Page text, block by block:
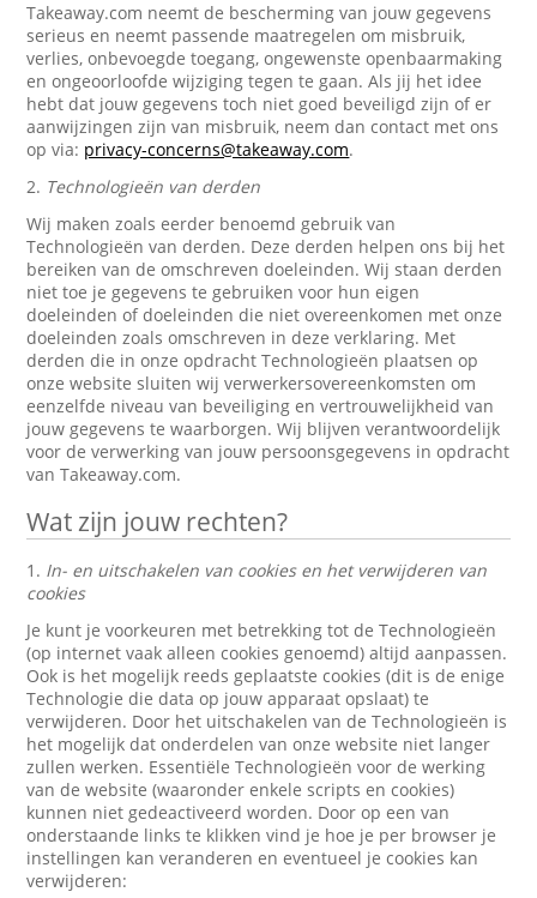
Takeaway.com neemt de bescherming van jouw gegevens
serieus en neemt passende maatregelen om misbruik,
verlies, onbevoegde toegang, ongewenste openbaarmaking
en ongeoorloofde wijziging tegen te gaan. Als jij het idee
hebt dat jouw gegevens toch niet goed beveiligd zijn of er
aanwijzingen zijn van misbruik, neem dan contact met ons
op via: privacy-concerns@takeaway.com.
2. Technologieën van derden
Wij maken zoals eerder benoemd gebruik van
Technologieën van derden. Deze derden helpen ons bij het
bereiken van de omschreven doeleinden. Wij staan derden
niet toe je gegevens te gebruiken voor hun eigen
doeleinden of doeleinden die niet overeenkomen met onze
doeleinden zoals omschreven in deze verklaring. Met
derden die in onze opdracht Technologieën plaatsen op
onze website sluiten wij verwerkersovereenkomsten om
eenzelfde niveau van beveiliging en vertrouwelijkheid van
jouw gegevens te waarborgen. Wij blijven verantwoordelijk
voor de verwerking van jouw persoonsgegevens in opdracht
van Takeaway.com.
Wat zijn jouw rechten?
1. In- en uitschakelen van cookies en het verwijderen van
cookies
Je kunt je voorkeuren met betrekking tot de Technologieën
(op internet vaak alleen cookies genoemd) altijd aanpassen.
Ook is het mogelijk reeds geplaatste cookies (dit is de enige
Technologie die data op jouw apparaat opslaat) te
verwijderen. Door het uitschakelen van de Technologieën is
het mogelijk dat onderdelen van onze website niet langer
zullen werken. Essentiële Technologieën voor de werking
van de website (waaronder enkele scripts en cookies)
kunnen niet gedeactiveerd worden. Door op een van
onderstaande links te klikken vind je hoe je per browser je
instellingen kan veranderen en eventueel je cookies kan
verwijderen: